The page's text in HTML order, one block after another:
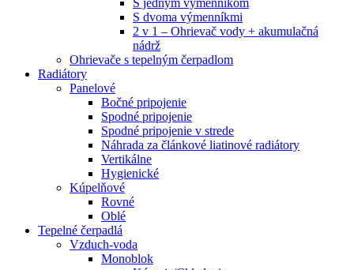
S jedným výmenníkom
S dvoma výmenníkmi
2 v 1 – Ohrievač vody + akumulačná
nádrž
Ohrievače s tepelným čerpadlom
Radiátory
Panelové
Bočné pripojenie
Spodné pripojenie
Spodné pripojenie v strede
Náhrada za článkové liatinové radiátory
Vertikálne
Hygienické
Kúpelňové
Rovné
Oblé
Tepelné čerpadlá
Vzduch-voda
Monoblok